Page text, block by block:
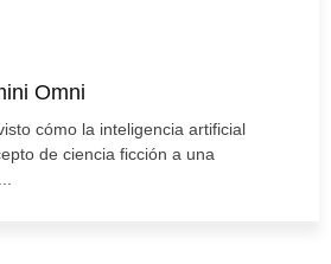
Omni
cómo la inteligencia artificial
de ciencia ficción a una